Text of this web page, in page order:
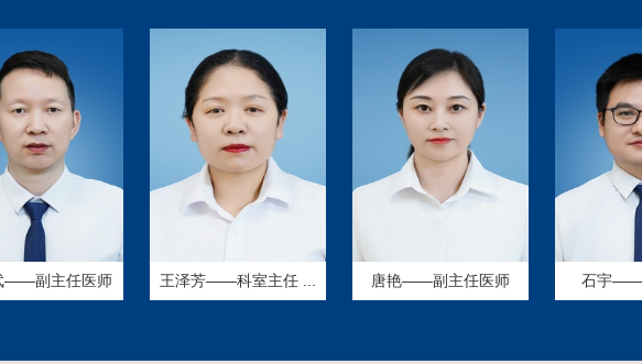
副主任医师 王泽芳——科室主任 ... 唐艳——副主任医师 石宇——主